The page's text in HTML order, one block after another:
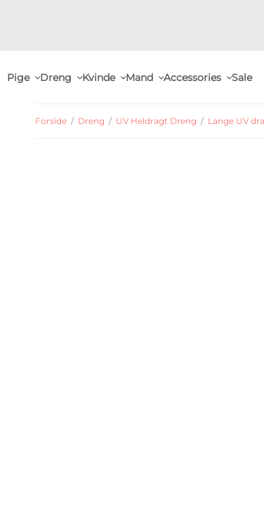
Pige Dreng Kvinde Mand Accessories Sale
Forside / Dreng / UV Heldragt Dreng / Lange UV